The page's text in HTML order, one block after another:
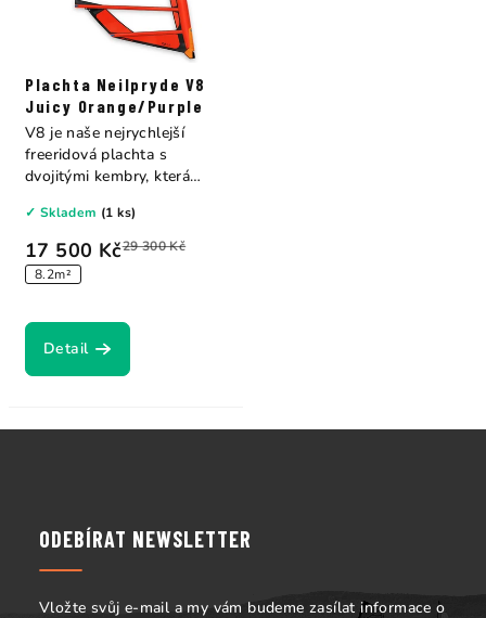
Plachta Neilpryde V8
Juicy Orange/Purple
17 500 Kč29 300 Kč
8.2m²
✓ Skladem (1 ks)
Detail
V8 je naše nejrychlejší
freeridová plachta s
dvojitými kembry, která
ODEBÍRAT NEWSLETTER
Vložte svůj e-mail a my vám budeme zasílat informace o